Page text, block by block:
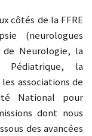
côtés de la FFRE
(neurologues
de Neurologie, la
Pédiatrique, la
associations de
National pour
dont nous
des avancées